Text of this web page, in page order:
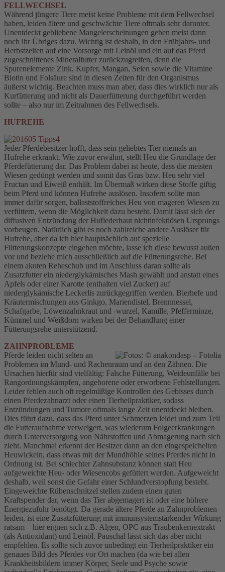
FELLWECHSEL
Während jüngere Tiere meist keine Probleme mit dem Fellwechsel
haben, leiden ältere und geschwächte Tiere oftmals sehr darunter.
Unentdeckt gebliebene Mangelerscheinungen geben meist dann
noch ihr Übriges dazu. Wichtig ist deshalb, in den Frühjahrs- und
Herbstzeiten auf eine Vorsorge mit Leinöl und ein auf das Pferd
zugeschnittenes Mineralfutter zurückzugreifen, denn die
Spurenelemente Zink, Kupfer, Mangan, Selen sowie die Vitamine
Biotin und Folsäure sind in diesen Zeiten für den Organismus
äußerst wichtig. Beachten muss man aber, dass dies wirklich nur als
Kurfütterung und nicht als Dauerfütterung durchgeführt werden
sollte – also nur im Zeitrahmen des Fellwechsels.
HUFREHE
Jeder Pferdebesitzer hofft, dass sein geliebtes Tier niemals an
Hufrehe erkrankt. Wie zuvor erwähnt, stellt Heu die Grundlage der
Pferdefütterung dar. Das Problem dabei ist heute, dass die meisten
Wiesen gedüngt werden und somit das Gras bzw. Heu sehr viel
Fructan und Eiweiß enthält. Im Übermaß wirken diese Stoffe giftig
beim Pferd und können Hufrehe auslösen. Insofern sollte man
immer dafür sorgen, ballaststoffreiches Heu von mageren Wiesen zu
verfüttern, wenn die Möglichkeit dazu besteht. Damit lässt sich der
diffusiven Entzündung der Huflederhaut nichtinfektiösen Ursprungs
vorbeugen. Natürlich gibt es noch zahlreiche andere Auslöser für
Hufrehe, aber da ich hier hauptsächlich auf spezielle
Fütterungskonzepte eingehen möchte, lasse ich diese bewusst außen
vor und beziehe mich ausschließlich auf die Fütterungsrehe. Bei
einem akuten Reheschub und im Anschluss daran sollte als
Zusatzfutter ein niederglykämisches Mash gewählt und anstatt eines
Apfels oder einer Karotte (enthalten viel Zucker) auf
niederglykämische Leckerlis zurückgegriffen werden. Bierhefe und
Kräutermischungen aus Ginkgo, Mariendistel, Brennnessel,
Schafgarbe, Löwenzahnkraut und -wurzel, Kamille, Pfefferminze,
Kümmel und Weißdorn wirken bei der Behandlung einer
Fütterungsrehe unterstützend.
ZAHNPROBLEME
Pferde leiden nicht selten an
Problemen im Mund- und Rachenraum und an den Zähnen. Die
Ursachen hierfür sind vielfältig: Falsche Fütterung, Weideunfälle bei
Rangordnungskämpfen, angeborene oder erworbene Fehlstellungen.
Leider fehlen auch oft regelmäßige Kontrollen des Gebisses durch
einen Pferdezahnarzt oder einen Tierheilpraktiker, sodass
Entzündungen und Tumore oftmals lange Zeit unentdeckt bleiben.
Dies führt dazu, dass das Pferd unter Schmerzen leidet und zum Teil
die Futteraufnahme verweigert, was wiederum Folgeerkrankungen
durch Unterversorgung von Nährstoffen und Abmagerung nach sich
zieht. Manchmal erkennt der Besitzer dann an den eingespeichelten
Heuwickeln, dass etwas mit der Mundhöhle seines Pferdes nicht in
Ordnung ist. Bei schlechter Zahnsubstanz können statt Heu
aufgeweichte Heu- oder Wiesencobs gefüttert werden. Aufgeweicht
deshalb, weil sonst die Gefahr einer Schlundverstopfung besteht.
Eingeweichte Rübenschnitzel stellen zudem einen guten
Kraftspender dar, wenn das Tier abgemagert ist oder eine höhere
Energiezufuhr benötigt. Da gerade ältere Pferde an Zahnproblemen
leiden, ist eine Zusatzfütterung mit immunsystemstärkender Wirkung
ratsam – hier eignen sich z.B. Algen, OPC aus Traubenkernextrakt
(als Antioxidant) und Leinöl. Pauschal lässt sich das aber nicht
empfehlen. Es sollte sich zuvor unbedingt ein Tierheilpraktiker ein
genaues Bild des Pferdes vor Ort machen (da wie bei allen
Krankheitsbildern immer Körper, Seele und Psyche sowie